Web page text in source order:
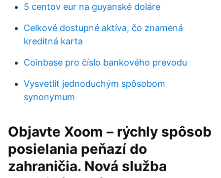
5 centov eur na guyanské doláre
Celkové dostupné aktíva, čo znamená
kreditná karta
Coinbase pro číslo bankového prevodu
Vysvetliť jednoduchým spôsobom
synonymum
Objavte Xoom – rýchly spôsob
posielania peňazí do
zahraničia. Nová služba